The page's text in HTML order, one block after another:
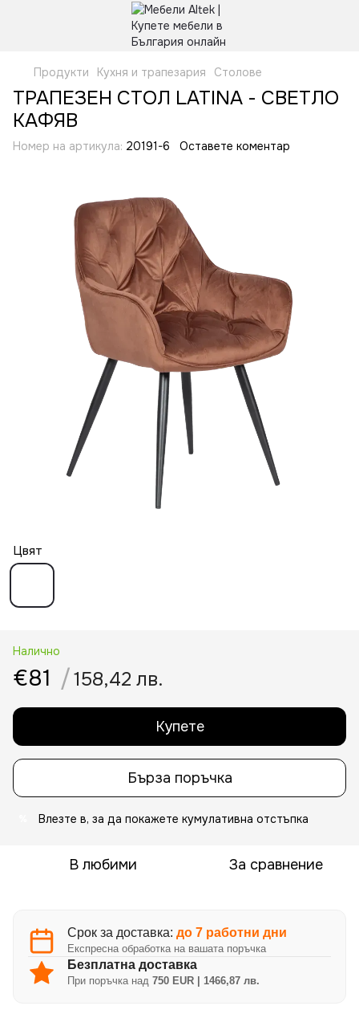
Продукти Кухня и трапезария Столове
ТРАПЕЗЕН СТОЛ LATINA - СВЕТЛО
КАФЯВ
Номер на артикула: 20191-6 Оставете коментар
Цвят
Налично
€81 /158,42 лв.
Купете
Бърза поръчка
Влезте в, за да покажете кумулативна отстъпка
В любими За сравнение
Срок за доставка: до 7 работни дни
Експресна обработка на вашата поръчка
Безплатна доставка
При поръчка над 750 EUR | 1466,87 лв.